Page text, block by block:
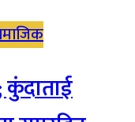
कुंदाताई